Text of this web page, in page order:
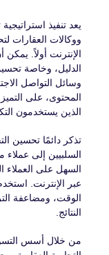
يعد تنفيذ
ووكالات العقارات
الإنترنت أولاً.
الدليل، وخاصة
وسائل التواصل
المحتوى، على
الذين يستخدمون
تذكر دائمًا تحسين
السلبيين إلى
السهل على العملاء
عبر الإنترنت.
الوقت، ومضاعفة
النتائج.
من خلال أسس